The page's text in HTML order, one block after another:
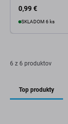
0,99 €
SKLADOM 6 ks
6 z 6 produktov
Top produkty